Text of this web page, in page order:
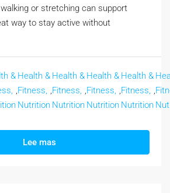
or stretching can support
way to stay active without
&
,
Health &
Fitness,
Nutrition
,
Health &
Fitness,
Nutrition
,
Health &
Fitness,
Nutrition
,
Health &
Fitness,
Nutrition
,
Lee mas